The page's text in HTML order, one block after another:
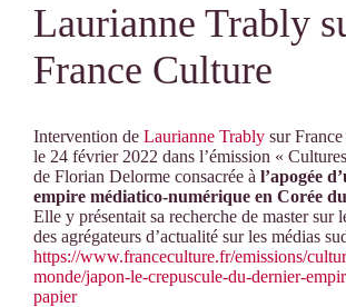
Laurianne Trably
France Culture
Intervention de Laurianne Trably sur
le 24 février 2022 dans l’émission «
de Florian Delorme consacrée à l’apogée
empire médiatico-numérique en Corée
Elle y présentait sa recherche de master sur
des agrégateurs d’actualité sur les médias
https://www.franceculture.fr/emissions/
monde/japon-le-crepuscule-du-dernier-
papier